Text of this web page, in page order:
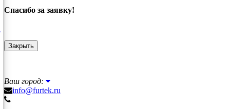
Спасибо за заявку!
Закрыть
Ваш город:
info@furtek.ru